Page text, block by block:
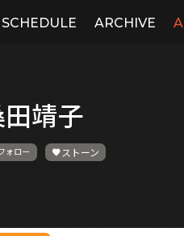
SCHEDULE ARCHIVE
靖子
ォロー ストーン